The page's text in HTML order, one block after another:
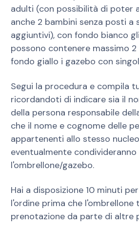
adulti (con possibilità di poter
anche 2 bambini senza posti a
aggiuntivi), con fondo bianco
possono contenere massimo
fondo giallo i gazebo con
Segui la procedura e compila
ricordandoti di indicare sia il
della persona responsabile
che il nome e cognome delle
appartenenti allo stesso
eventualmente condivideranno
l'ombrellone/gazebo.
Hai a disposizione 10 minuti
l'ordine prima che l'ombrellone
prenotazione da parte di altre